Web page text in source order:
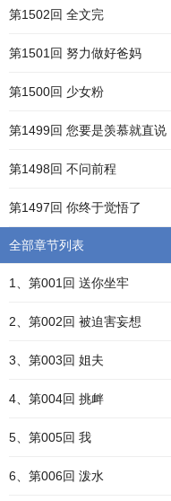
第1502回 全文完
第1501回 努力做好爸妈
第1500回 少女粉
第1499回 您要是羡慕就直说
第1498回 不问前程
第1497回 你终于觉悟了
全部章节列表
1、第001回 送你坐牢
2、第002回 被迫害妄想
3、第003回 姐夫
4、第004回 挑衅
5、第005回 我
6、第006回 泼水